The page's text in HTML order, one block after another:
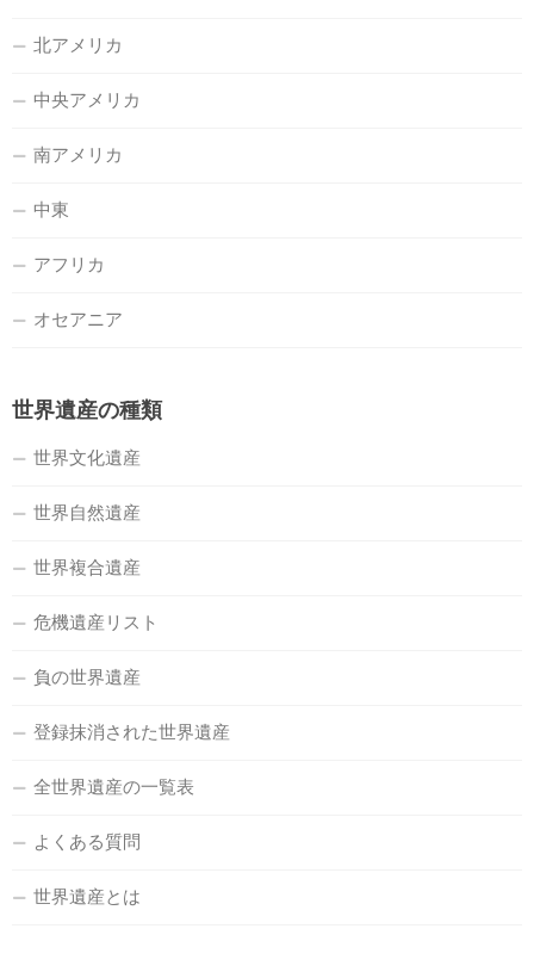
北アメリカ
中央アメリカ
南アメリカ
中東
アフリカ
オセアニア
世界遺産の種類
世界文化遺産
世界自然遺産
世界複合遺産
危機遺産リスト
負の世界遺産
登録抹消された世界遺産
全世界遺産の一覧表
よくある質問
世界遺産とは